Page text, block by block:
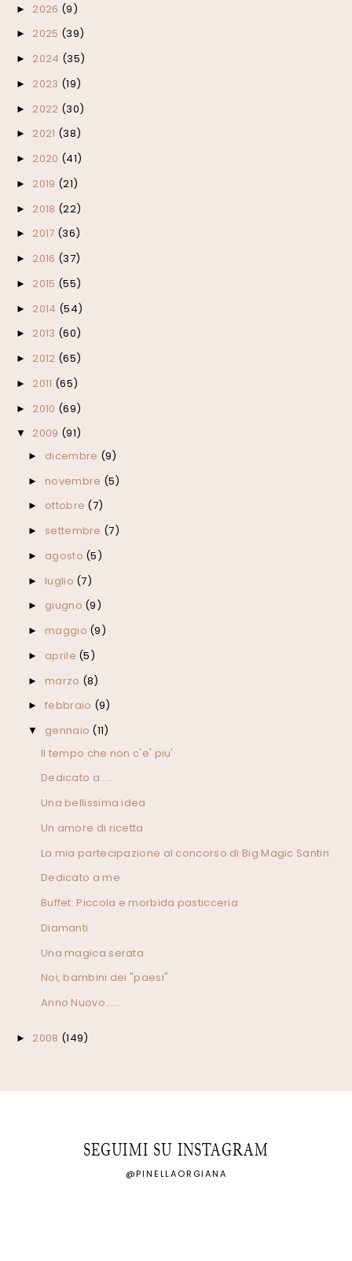
► 2026 (9)
► 2025 (39)
► 2024 (35)
► 2023 (19)
► 2022 (30)
► 2021 (38)
► 2020 (41)
► 2019 (21)
► 2018 (22)
► 2017 (36)
► 2016 (37)
► 2015 (55)
► 2014 (54)
► 2013 (60)
► 2012 (65)
► 2011 (65)
► 2010 (69)
▼ 2009 (91)
► dicembre (9)
► novembre (5)
► ottobre (7)
► settembre (7)
► agosto (5)
► luglio (7)
► giugno (9)
► maggio (9)
► aprile (5)
► marzo (8)
► febbraio (9)
▼ gennaio (11)
Il tempo che non c'e' piu'
Dedicato a.....
Una bellissima idea
Un amore di ricetta
La mia partecipazione al concorso di Big Magic Santin
Dedicato a me
Buffet: Piccola e morbida pasticceria
Diamanti
Una magica serata
Noi, bambini dei "paesi"
Anno Nuovo......
► 2008 (149)
SEGUIMI SU INSTAGRAM
@PINELLAORGIANA